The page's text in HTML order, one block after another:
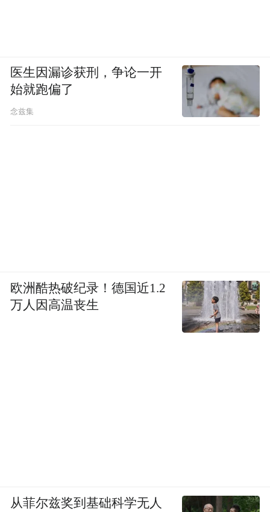
医生因漏诊获刑，争论一开
始就跑偏了
念兹集
欧洲酷热破纪录！德国近1.2
万人因高温丧生
从菲尔兹奖到基础科学无人